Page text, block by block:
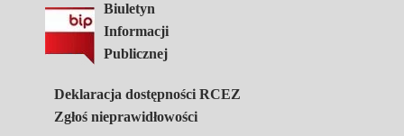
Biuletyn
Informacji
Publicznej
Deklaracja dostępności RCEZ
Zgłoś nieprawidłowości